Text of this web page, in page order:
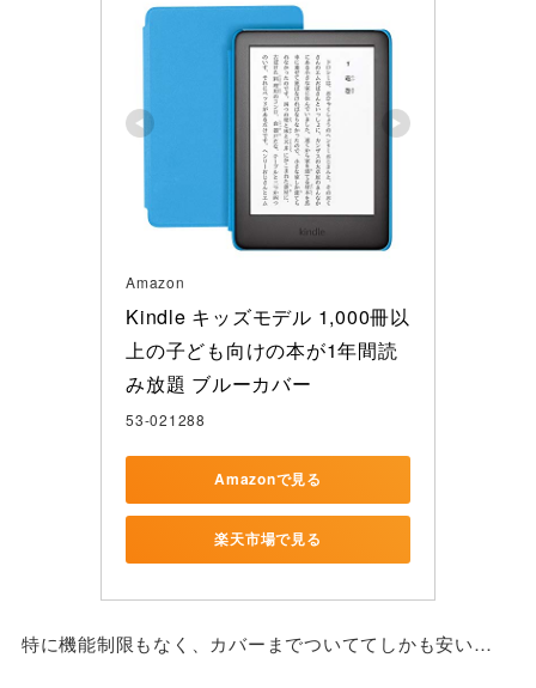
Amazon
Kindle キッズモデル 1,000冊以
上の子ども向けの本が1年間読
み放題 ブルーカバー
53-021288
Amazonで見る
楽天市場で見る
特に機能制限もなく、カバーまでついててしかも安い…